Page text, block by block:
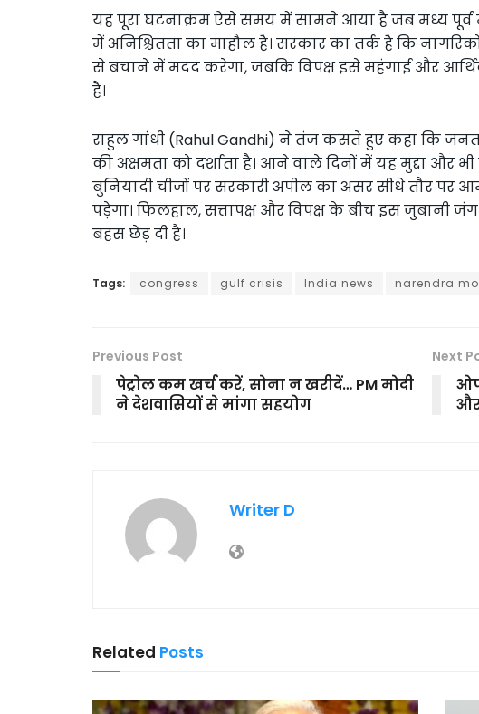
यह पूरा घटनाक्रम ऐसे समय में सामने आया है जब मध्य पूर्व
में अनिश्चितता का माहौल है। सरकार का तर्क है कि
से बचाने में मदद करेगा, जबकि विपक्ष इसे महंगाई और
है।
राहुल गांधी (Rahul Gandhi) ने तंज कसते हुए कहा कि
की अक्षमता को दर्शाता है। आने वाले दिनों में यह मुद्दा
बुनियादी चीजों पर सरकारी अपील का असर सीधे तौर
पड़ेगा। फिलहाल, सत्तापक्ष और विपक्ष के बीच इस
बहस छेड़ दी है।
Tags: congress gulf crisis India news narendra
Previous Post
पेट्रोल कम खर्च करें, सोना न खरीदें… PM मोदी
ने देशवासियों से मांगा सहयोग
Next
Writer D
Related Posts